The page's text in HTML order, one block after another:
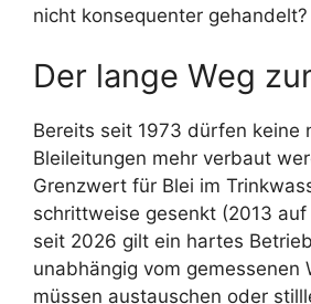
nicht konsequenter gehandelt?
Der lange Weg
Bereits seit 1973 dürfen keine
Bleileitungen mehr verbaut
Grenzwert für Blei im
schrittweise gesenkt (2013
seit 2026 gilt ein hartes
unabhängig vom gemessenen
müssen austauschen oder